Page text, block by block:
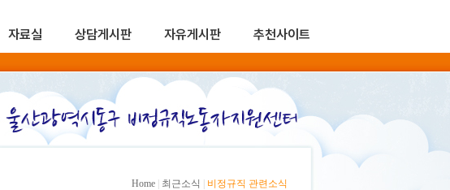
자료실 상담게시판 자유게시판 추천사이트
Home 최근소식 비정규직 관련소식